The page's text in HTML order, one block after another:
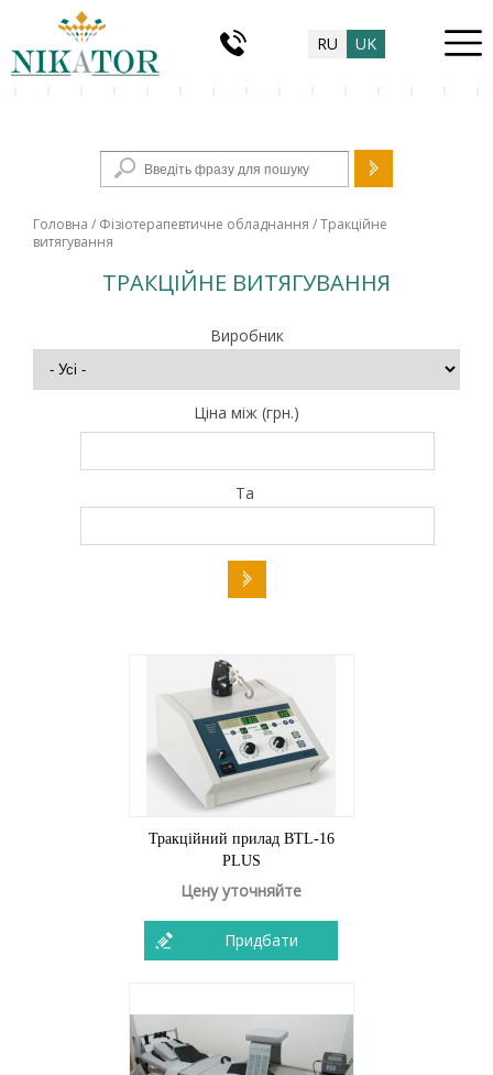
RU UK
Пошукова форма
Головна / Фізіотерапевтичне обладнання / Тракційне
витягування
ТРАКЦІЙНЕ ВИТЯГУВАННЯ
Виробник
Ціна між (грн.)
Та
Тракційний прилад BTL-16
PLUS
Цену уточняйте
Придбати